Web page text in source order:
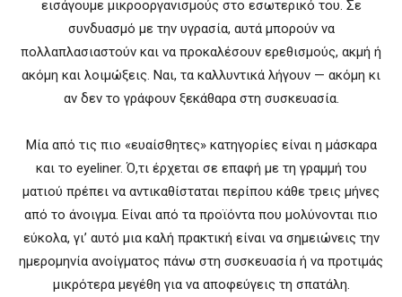
εισάγουμε μικροοργανισμούς στο εσωτερικό του. Σε
συνδυασμό με την υγρασία, αυτά μπορούν να
πολλαπλασιαστούν και να προκαλέσουν ερεθισμούς, ακμή ή
ακόμη και λοιμώξεις. Ναι, τα καλλυντικά λήγουν — ακόμη κι
αν δεν το γράφουν ξεκάθαρα στη συσκευασία.
Μία από τις πιο «ευαίσθητες» κατηγορίες είναι η μάσκαρα
και το eyeliner. Ό,τι έρχεται σε επαφή με τη γραμμή του
ματιού πρέπει να αντικαθίσταται περίπου κάθε τρεις μήνες
από το άνοιγμα. Είναι από τα προϊόντα που μολύνονται πιο
εύκολα, γι’ αυτό μια καλή πρακτική είναι να σημειώνεις την
ημερομηνία ανοίγματος πάνω στη συσκευασία ή να προτιμάς
μικρότερα μεγέθη για να αποφεύγεις τη σπατάλη.